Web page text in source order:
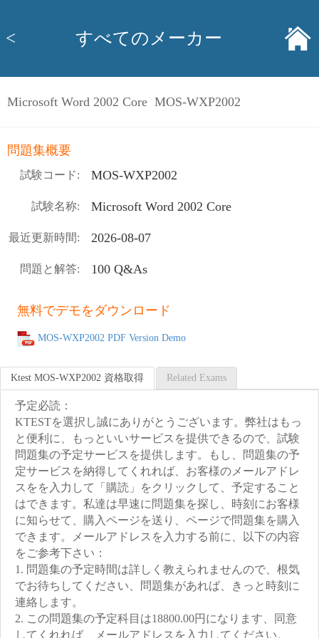
< すべてのメーカー
Microsoft Word 2002 Core MOS-WXP2002
問題集概要
試験コード: MOS-WXP2002
試験名称: Microsoft Word 2002 Core
最近更新時間: 2026-08-07
問題と解答: 100 Q&As
無料でデモをダウンロード
MOS-WXP2002 PDF Version Demo
Ktest MOS-WXP2002 資格取得 Related Exams
予定必読：
KTESTを選択し誠にありがとうございます。弊社はもっ
と便利に、もっといいサービスを提供できるので、試験
問題集の予定サービスを提供します。もし、問題集の予
定サービスを納得してくれれば、お客様のメールアドレ
スをを入力して「購読」をクリックして、予定すること
はできます。私達は早速に問題集を探し、時刻にお客様
に知らせて、購入ページを送り、ページで問題集を購入
できます。メールアドレスを入力する前に、以下の内容
をご参考下さい：
1. 問題集の予定時間は詳しく教えられませんので、根気
でお待ちしてください、問題集があれば、きっと時刻に
連絡します。
2. この問題集の予定科目は18800.00円になります、同意
してくれれば、メールアドレスを入力してください。